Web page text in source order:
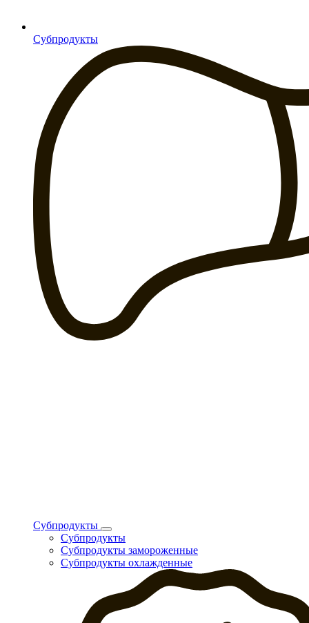
Субпродукты
Субпродукты
Субпродукты
Субпродукты замороженные
Субпродукты охлажденные